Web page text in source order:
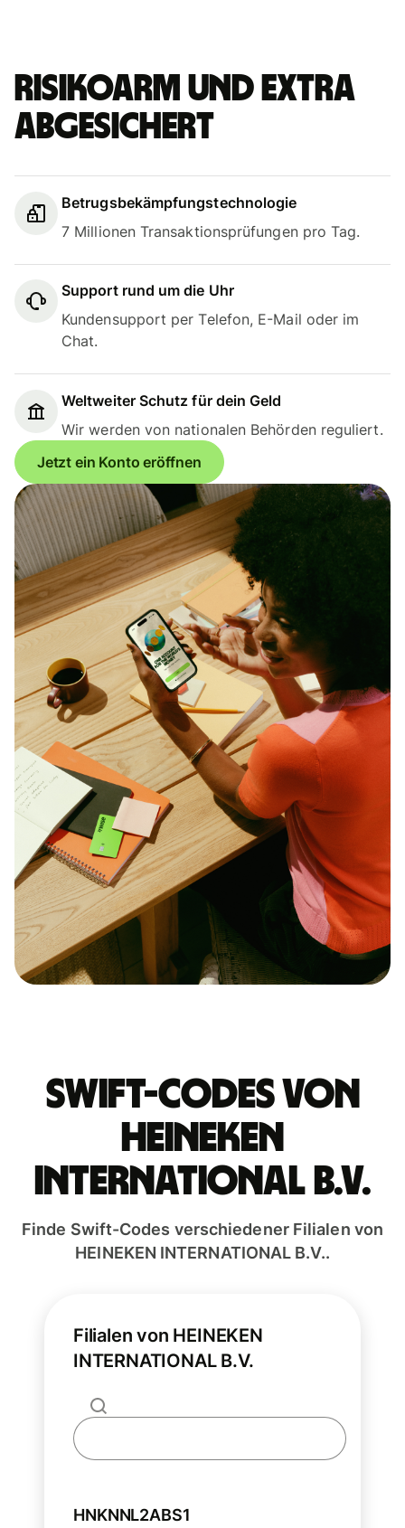
Risikoarm und extra
abgesichert
Betrugsbekämpfungstechnologie
7 Millionen Transaktionsprüfungen pro Tag.
Support rund um die Uhr
Kundensupport per Telefon, E-Mail oder im
Chat.
Weltweiter Schutz für dein Geld
Wir werden von nationalen Behörden reguliert.
Jetzt ein Konto eröffnen
Swift-Codes von
HEINEKEN
INTERNATIONAL B.V.
Finde Swift-Codes verschiedener Filialen von
HEINEKEN INTERNATIONAL B.V..
Filialen von HEINEKEN
INTERNATIONAL B.V.
HNKNNL2ABS1